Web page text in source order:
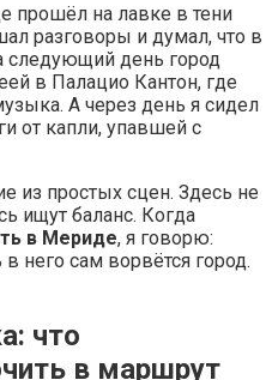
на лавке в тени
разговоры и думал, что в
следующий день город
в Палацио Кантон, где
А через день я сидел
от капли, упавшей с
из простых сцен. Здесь не
ищут баланс. Когда
в Мериде, я говорю:
в него сам ворвётся город.
что
в маршрут